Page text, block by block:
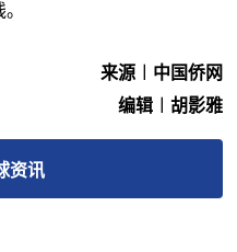
来源︱中国侨网
编辑︱胡影雅
资讯